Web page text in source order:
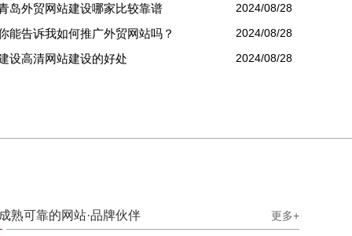
岛外贸网站建设哪家比较靠谱 2024/08/28
能告诉我如何推广外贸网站吗？ 2024/08/28
设高清网站建设的好处 2024/08/28
熟可靠的网站·品牌伙伴 更多+